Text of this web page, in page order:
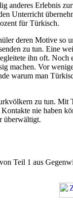
anderes Erlebnis
Unterricht
für Türkisch.
deren Motive so
zu tun. Eine
ihn oft.
machen. Vor
warum man
zu tun. Mit
nie haben
überwältigt.
Teil 1 aus